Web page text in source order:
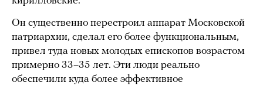
Он существенно перестроил аппарат Московской
патриархии, сделал его более функциональным,
привел туда новых молодых епископов возрастом
примерно 33–35 лет. Эти люди реально
обеспечили куда более эффективное